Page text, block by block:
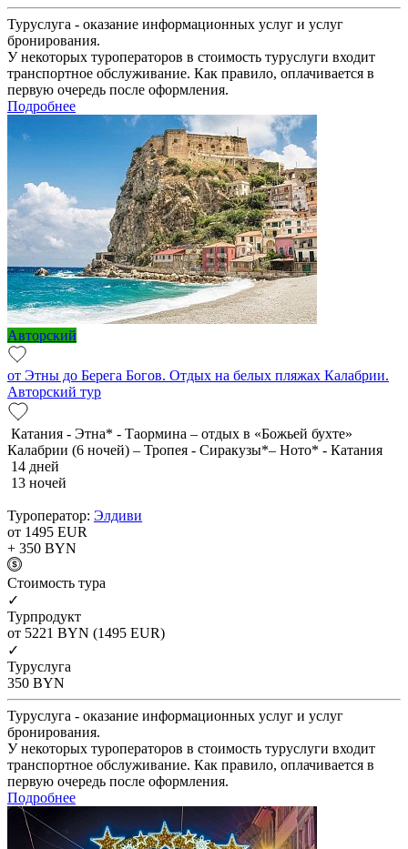
Туруслуга - оказание информационных услуг и услуг
бронирования.
У некоторых туроператоров в стоимость туруслуги входит
транспортное обслуживание. Как правило, оплачивается в
первую очередь после оформления.
Подробнее
Авторский
от Этны до Берега Богов. Отдых на белых пляжах Калабрии.
Авторский тур
Катания - Этна* - Таормина – отдых в «Божьей бухте»
Калабрии (6 ночей) – Тропея - Сиракузы*– Ното* - Катания
14 дней
13 ночей
Туроператор: Элдиви
от 1495 EUR
+ 350 BYN
Cтоимость тура
✓
Турпродукт
от 5221 BYN (1495 EUR)
✓
Туруслуга
350 BYN
Туруслуга - оказание информационных услуг и услуг
бронирования.
У некоторых туроператоров в стоимость туруслуги входит
транспортное обслуживание. Как правило, оплачивается в
первую очередь после оформления.
Подробнее